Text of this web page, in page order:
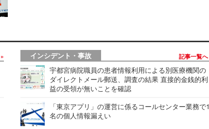
インシデント・事故 記事一覧へ
宇都宮病院職員の患者情報利用による別医療機関の
ダイレクトメール郵送、調査の結果 直接的金銭的利
益の受領が無いことを確認
「東京アプリ」の運営に係るコールセンター業務で1
名の個人情報漏えい